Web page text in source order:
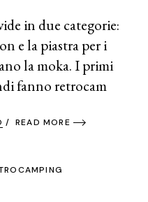
in due categorie:
e la piastra per i
la moka. I primi
fanno retrocam
READ MORE